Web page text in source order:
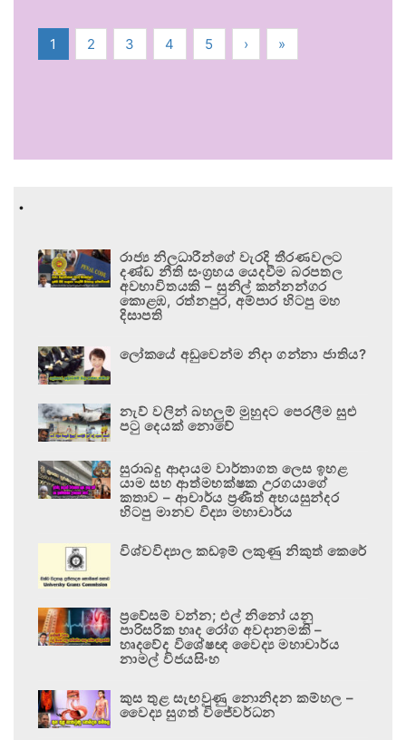
1 2 3 4 5 › »
.
රාජ්‍ය නිලධාරීන්ගේ වැරදි තීරණවලට
දණ්ඩ නීති සංග්‍රහය යෙදවීම බරපතල
අවභාවිතයකි – සුනිල් කන්නන්ගර
කොළඹ, රත්නපුර, අම්පාර හිටපු මහ
දිසාපති
ලෝකයේ අඩුවෙන්ම නිදා ගන්නා ජාතිය?
නැව් වලින් බහලුම් මුහුදට පෙරලීම සුළු
පටු දෙයක් නොවේ
සුරාබදු ආදායම වාර්තාගත ලෙස ඉහළ
යාම සහ ආත්මභක්ෂක උරගයාගේ
කතාව – ආචාර්ය ප්‍රණීත් අභයසුන්දර
හිටපු මානව විද්‍යා මහාචාර්ය
විශ්වවිද්‍යාල කඩඉම් ලකුණු නිකුත් කෙරේ
ප්‍රවේසම් වන්න; එල් නිනෝ යනු
පාරිසරික හෘද රෝග අවදානමකි –
හෘදවේද විශේෂඥ වෛද්‍ය මහාචාර්ය
නාමල් විජයසිංහ
කුස තුළ සැඟවුණු නොනිදන කම්හල –
වෛද්‍ය සුගත් විජේවර්ධන